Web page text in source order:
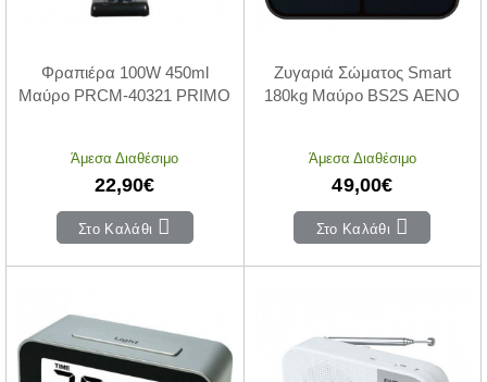
Φραπιέρα 100W 450ml
Μαύρο PRCM-40321 PRIMO
Άμεσα Διαθέσιμο
22,90€
Στο Καλάθι
Ζυγαριά Σώματος Smart
180kg Μαύρο BS2S AENO
Άμεσα Διαθέσιμο
49,00€
Στο Καλάθι